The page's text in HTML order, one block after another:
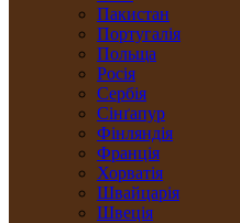
Пакистан
Португалія
Польща
Росія
Сербія
Сінґапур
Фінляндія
Франція
Хорватія
Швайцарія
Швеція